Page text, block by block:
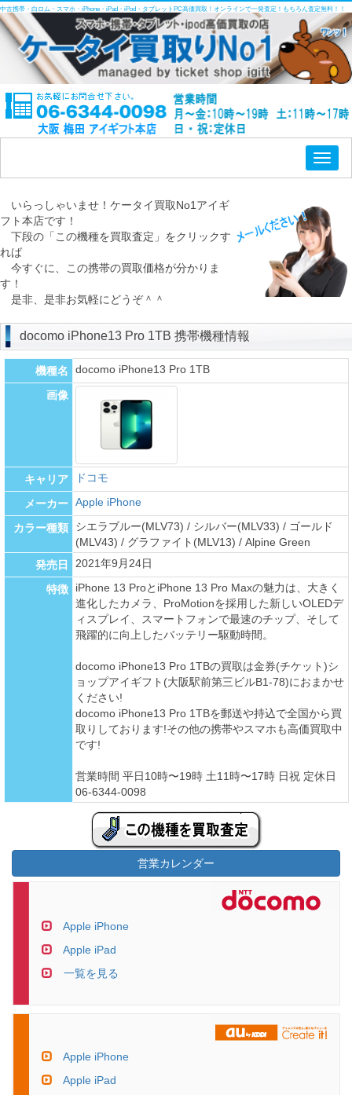
中古携帯・白ロム・スマホ・iPhone・iPad・iPod・タブレットPC高価買取！オンラインで一発査定！もちろん査定無料！！
いらっしゃいませ！ケータイ買取No1アイギ
フト本店です！
下段の「この機種を買取査定」をクリックす
れば
今すぐに、この携帯の買取価格が分かりま
す！
是非、是非お気軽にどうぞ＾＾
docomo iPhone13 Pro 1TB 携帯機種情報
機種名 docomo iPhone13 Pro 1TB
画像
キャリア ドコモ
メーカー Apple iPhone
カラー種類
シエラブルー(MLV73) / シルバー(MLV33) / ゴールド
(MLV43) / グラファイト(MLV13) / Alpine Green
発売日
2021年9月24日
特徴
iPhone 13 ProとiPhone 13 Pro Maxの魅力は、大きく
進化したカメラ、ProMotionを採用した新しいOLEDデ
ィスプレイ、スマートフォンで最速のチップ、そして
飛躍的に向上したバッテリー駆動時間。
docomo iPhone13 Pro 1TBの買取は金券(チケット)シ
ョップアイギフト(大阪駅前第三ビルB1-78)におまかせ
ください!
docomo iPhone13 Pro 1TBを郵送や持込で全国から買
取りしております!その他の携帯やスマホも高価買取中
です!
営業時間 平日10時〜19時 土11時〜17時 日祝 定休日
06-6344-0098
営業カレンダー
Apple iPhone
Apple iPad
一覧を見る
Apple iPhone
Apple iPad